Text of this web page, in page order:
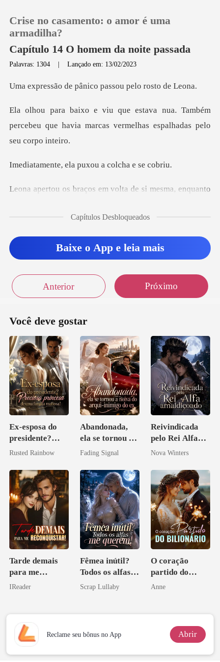
Histórico
Baixar App
Crise no casamento: o amor é uma
armadilha?
Capítulo 14 O homem da noite passada
Palavras: 1304 |Lançado em: 13/02/2023
pânico passou pel
a. Também
percebeu que havia marcas verm
ela puxou a col
esma, enquanto
Capítulos Desbloqueados
Baixe o App e leia mais
Anterior Próximo
Você deve gostar
Ex-esposa do
presidente?
Preciosa
família
mafiosa!
Rusted Rainbow
Abandonada,
ela se tornou a
noiva do arqui-
Fading Signal
Reivindicada
pelo Rei Alfa
amaldiçoado
Nova Winters
Tarde demais
para me
reconquistar!
IReader
Fêmea inútil?
Todos os alfas
me querem!
Scrap Lullaby
O coração
partido do
bilionário
Anne
Reclame seu bônus no App Abrir